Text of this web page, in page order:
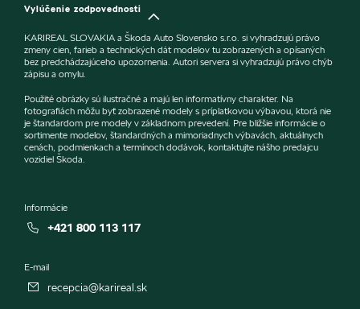
Vylúčenie zodpovednosti
KARIREAL SLOVAKIA a Škoda Auto Slovensko s.r.o. si vyhradzujú právo
zmeny cien, farieb a technických dát modelov tu zobrazených a opísaných
bez predchádzajúceho upozornenia. Autori servera si vyhradzujú právo chýb
zápisu a omylu.
Použité obrázky sú ilustračné a majú len informatívny charakter. Na
fotografiách môžu byť zobrazené modely s príplatkovou výbavou, ktorá nie
je štandardom pre modely v základnom prevedení. Pre bližšie informácie o
sortimente modelov, štandardných a mimoriadnych výbavách, aktuálnych
cenách, podmienkach a termínoch dodávok, kontaktujte nášho predajcu
vozidiel Škoda.
Informácie
+421 800 113 117
E-mail
recepcia@karireal.sk